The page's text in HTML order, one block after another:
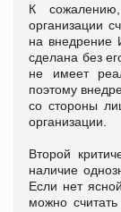
К
организации
на внедрение
сделана без
не имеет
поэтому
со стороны
организации.
Второй
наличие
Если нет
можно